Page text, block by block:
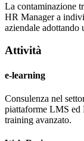
La contaminazione
HR Manager a
aziendale
Attività
e-learning
Consulenza nel
piattaforme LMS
training avanzato.